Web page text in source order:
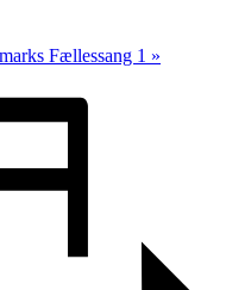
Fællessang 1 »